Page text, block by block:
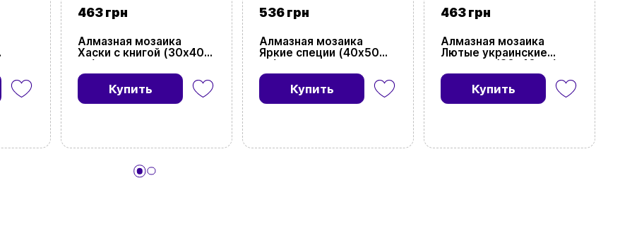
463 грн
Алмазная мозаика
Хаски с книгой (30х40
см)
Купить
536 грн
Алмазная мозаика
Яркие специи (40х50
см)
Купить
463 грн
Алмазная мозаика
Лютые украинские
призраки (30х40 см)
Купить